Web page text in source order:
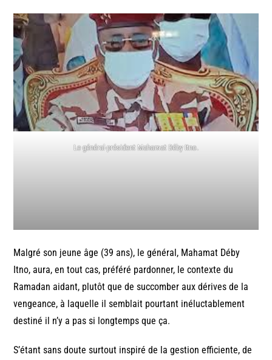
Le général-président Mahamat Déby Itno.
Malgré son jeune âge (39 ans), le général, Mahamat Déby
Itno, aura, en tout cas, préféré pardonner, le contexte du
Ramadan aidant, plutôt que de succomber aux dérives de la
vengeance, à laquelle il semblait pourtant inéluctablement
destiné il n’y a pas si longtemps que ça.
S’étant sans doute surtout inspiré de la gestion efficiente, de